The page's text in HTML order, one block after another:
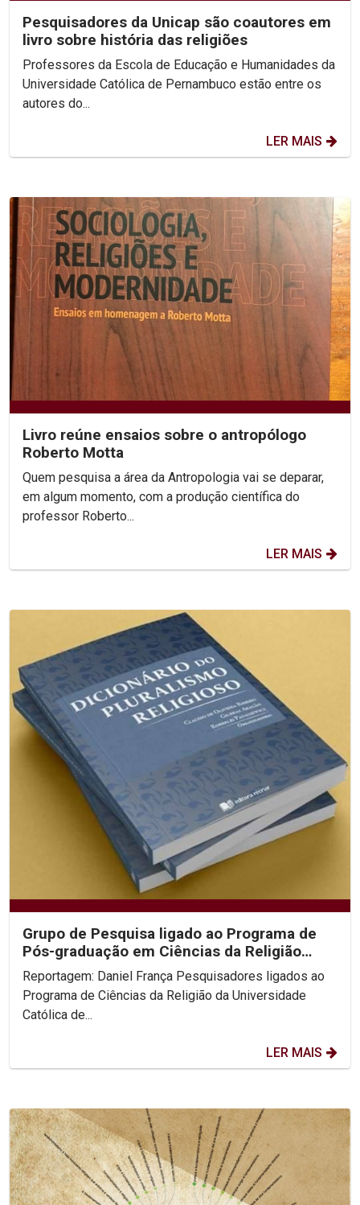
Pesquisadores da Unicap são coautores em
livro sobre história das religiões
Professores da Escola de Educação e Humanidades da
Universidade Católica de Pernambuco estão entre os
autores do...
LER MAIS
Livro reúne ensaios sobre o antropólogo
Roberto Motta
Quem pesquisa a área da Antropologia vai se deparar,
em algum momento, com a produção científica do
professor Roberto...
LER MAIS
Grupo de Pesquisa ligado ao Programa de
Pós-graduação em Ciências da Religião
lança Dicionário do...
Reportagem: Daniel França Pesquisadores ligados ao
Programa de Ciências da Religião da Universidade
Católica de...
LER MAIS